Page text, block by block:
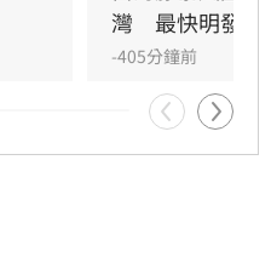
新北災訊E點通隨時掌
護城市安全。
灣　最快明發海
-405分鐘前